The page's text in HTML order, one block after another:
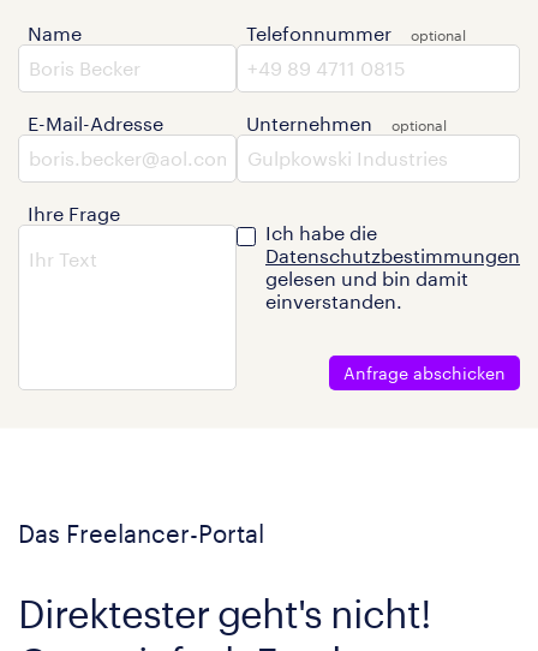
Name
E-Mail-Adresse
Ihre Frage
Telefonnummer
Unternehmen
Ich habe die
Datenschutzbestimmungen
gelesen und bin damit
einverstanden.
Anfrage abschicken
Das Freelancer-Portal
Direktester geht's nicht!